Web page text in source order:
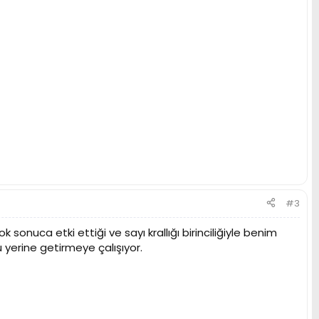
#3
sonuca etki ettiği ve sayı krallığı birinciliğiyle benim
getirmeye çalışıyor.